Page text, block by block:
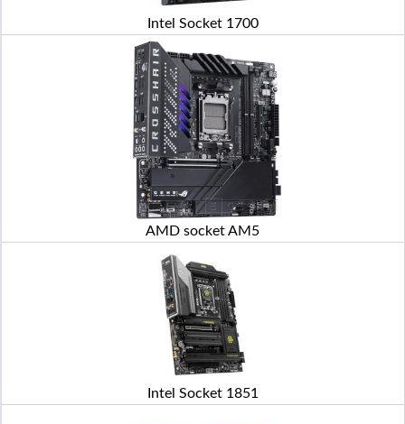
Intel Socket 1700
AMD socket AM5
Intel Socket 1851